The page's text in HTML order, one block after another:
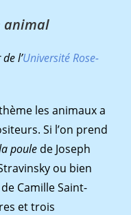
animal
l’Université Rose-
les animaux a
Si l’on prend
poule de Joseph
ou bien
de Camille Saint-
et trois